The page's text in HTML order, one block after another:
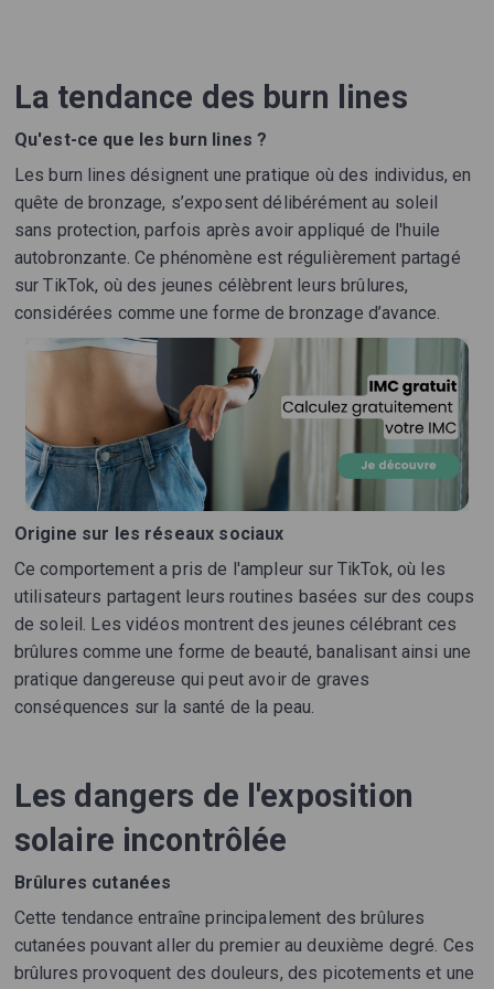
La tendance des burn lines
Qu'est-ce que les burn lines ?
Les burn lines désignent une pratique où des individus, en
quête de bronzage, s’exposent délibérément au soleil
sans protection, parfois après avoir appliqué de l'huile
autobronzante. Ce phénomène est régulièrement partagé
sur TikTok, où des jeunes célèbrent leurs brûlures,
considérées comme une forme de bronzage d’avance.
Origine sur les réseaux sociaux
Ce comportement a pris de l'ampleur sur TikTok, où les
utilisateurs partagent leurs routines basées sur des coups
de soleil. Les vidéos montrent des jeunes célébrant ces
brûlures comme une forme de beauté, banalisant ainsi une
pratique dangereuse qui peut avoir de graves
conséquences sur la santé de la peau.
Les dangers de l'exposition
solaire incontrôlée
Brûlures cutanées
Cette tendance entraîne principalement des brûlures
cutanées pouvant aller du premier au deuxième degré. Ces
brûlures provoquent des douleurs, des picotements et une